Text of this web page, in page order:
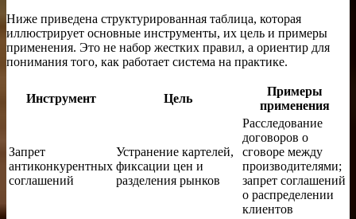
Ниже приведена структурированная таблица, которая
иллюстрирует основные инструменты, их цель и примеры
применения. Это не набор жестких правил, а ориентир для
понимания того, как работает система на практике.
Инструмент Цель
Примеры
применения
Запрет
антиконкурентных
соглашений
Устранение картелей,
фиксации цен и
разделения рынков
Расследование
договоров о
сговоре между
производителями;
запрет соглашений
о распределении
клиентов